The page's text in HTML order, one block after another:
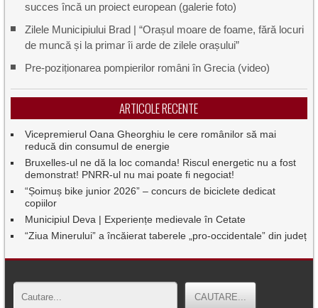
succes încă un proiect european (galerie foto)
Zilele Municipiului Brad | “Orașul moare de foame, fără locuri
de muncă și la primar îi arde de zilele orașului”
Pre-poziționarea pompierilor români în Grecia (video)
ARTICOLE RECENTE
Vicepremierul Oana Gheorghiu le cere românilor să mai
reducă din consumul de energie
Bruxelles-ul ne dă la loc comanda! Riscul energetic nu a fost
demonstrat! PNRR-ul nu mai poate fi negociat!
“Șoimuș bike junior 2026” – concurs de biciclete dedicat
copiilor
Municipiul Deva | Experiențe medievale în Cetate
“Ziua Minerului” a încăierat taberele „pro-occidentale” din județ